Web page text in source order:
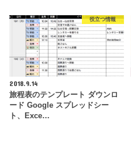
役立つ情報
2018.9.14
旅程表のテンプレート ダウンロ
ード Google スプレッドシー
ト、Exce…